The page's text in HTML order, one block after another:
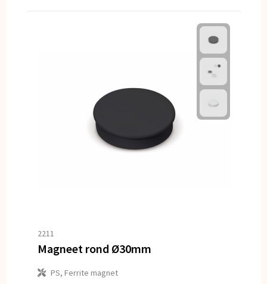
2211
Magneet rond Ø30mm
PS, Ferrite magnet